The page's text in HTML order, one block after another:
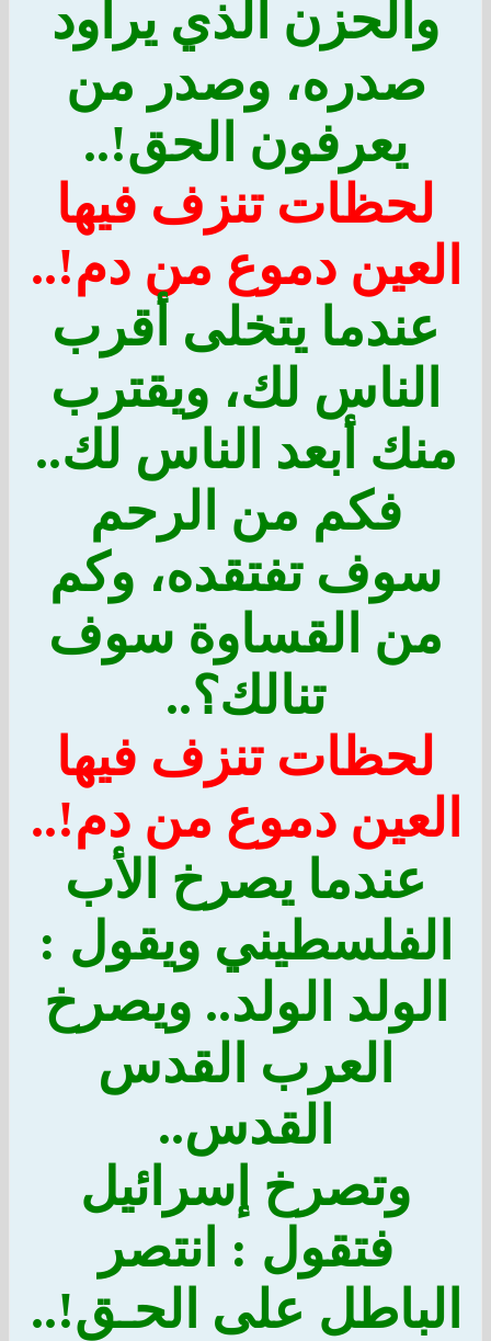
والحزن الذي يراود
صدره، وصدر من
يعرفون الحق!..
لحظات تنزف فيها
العين دموع من دم!..
عندما يتخلى أقرب
الناس لك، ويقترب
منك أبعد الناس لك..
فكم من الرحم
سوف تفتقده، وكم
من القساوة سوف
تنالك؟..
لحظات تنزف فيها
العين دموع من دم!..
عندما يصرخ الأب
الفلسطيني ويقول :
الولد الولد.. ويصرخ
العرب القدس
القدس..
وتصرخ إسرائيل
فتقول : انتصر
الباطل على الحـق!..